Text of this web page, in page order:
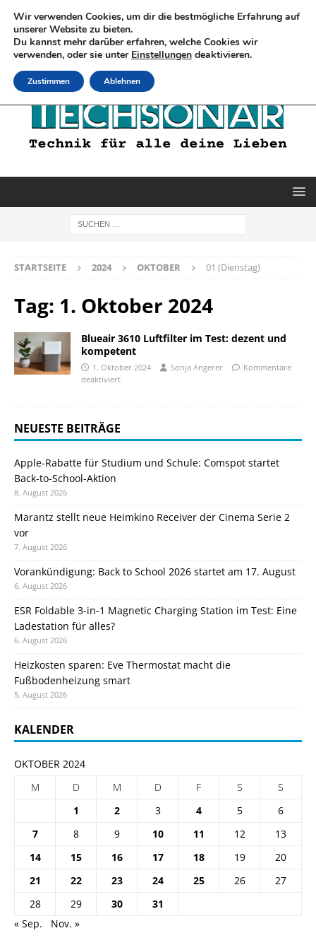
STARTSEITE 2024 OKTOBER 01 (Dienstag)
Tag: 1. Oktober 2024
Blueair 3610 Luftfilter im Test: dezent und
kompetent
1. Oktober 2024 Sonja Angerer
Kommentare
deaktiviert
NEUESTE BEITRÄGE
Apple-Rabatte für Studium und Schule: Comspot startet
Back-to-School-Aktion
8. August 2026
Marantz stellt neue Heimkino Receiver der Cinema Serie 2
vor
7. August 2026
Vorankündigung: Back to School 2026 startet am 17. August
6. August 2026
ESR Foldable 3-in-1 Magnetic Charging Station im Test: Eine
Ladestation für alles?
6. August 2026
Heizkosten sparen: Eve Thermostat macht die
Fußbodenheizung smart
5. August 2026
KALENDER
OKTOBER 2024
M
D M D F S
S
1
2 3 4 5
6
7
8 9 10 11 12
13
14
15 16 17 18 19
20
21
22 23 24 25 26
27
28
29 30
31
« Sep.
Nov. »
Wir verwenden Cookies, um dir die bestmögliche Erfahrung auf
unserer Website zu bieten.
Du kannst mehr darüber erfahren, welche Cookies wir
verwenden, oder sie unter Einstellungen deaktivieren.
Zustimmen Ablehnen